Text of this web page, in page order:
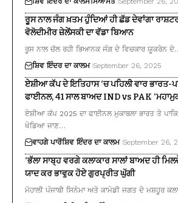
ਰੂਸ ਨਾਲ ਜੰਗ ਖ਼ਤਮ ਹੁੰਦਿਆਂ ਹੀ ਛੱਡ ਦੇਵਾਂਗਾ
ਵੋਲੋਦੀਮੀਰ ਜ਼ੇਲੇਂਸਕੀ ਦਾ ਵੱਡਾ ਬਿਆਨ
ਰੂਸ ਨਾਲ ਚੱਲ ਰਹੀ ਭਿਆਨਕ ਜੰਗ ਦੇ ਵਿਚਕਾਰ ਯੂਕਰੇਨ
ਸ਼ਿਵ ਇੰਦਰ ਦਾ ਕਾਲਮ September 26, 2025
ਏਸ਼ੀਆ ਕੱਪ ਦੇ ਇਤਿਹਾਸ ‘ਚ ਪਹਿਲੀ ਵਾਰ ਭਾਰਤ-
ਫਾਈਨਲ, 41 ਸਾਲ ਬਾਅਦ IND vs PAK
ਏਸ਼ੀਆ ਕੱਪ 2025 ਦਾ ਫਾਈਨਲ ਮੁਕਾਬਲਾ ਭਾਰਤ ਤੇ
ਖੇਡਿਆ ਜਾਣ…
ਵਾਹਗੇ ਪਾਰੋਂਸ਼ਿਵ ਇੰਦਰ ਦਾ ਕਾਲਮ September 26,
‘ਭੱਲਾ ਸਾਬ੍ਹ ਵਰਗੇ ਕਲਾਕਾਰ ਸਾਲਾਂ ਬਾਅਦ ਹੀ
ਯਾਦ ਕਰ ਭਾਵੁਕ ਹੋਏ ਗੁਰਪ੍ਰੀਤ ਘੁੱਗੀ
ਮੋਹਾਲੀ ਪੰਜਾਬੀ ਸਿਨੇਮਾ ਅਤੇ ਕਾਮੇਡੀ ਜਗਤ ਦੇ ਮਸ਼ਹੂਰ